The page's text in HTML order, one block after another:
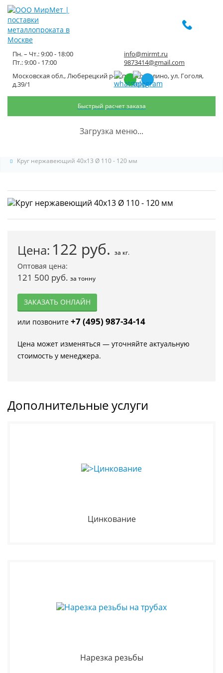
Московская обл., Люберецкий р-н, пос. Томилино, ул. Гоголя,
д.39/1
Пн. – Чт.: 9:00 - 18:00
Пт.: 9:00 - 17:00
info@mirmt.ru
9873414@gmail.com
Быстрый расчет заказа
Загрузка меню...
Круг нержавеющий 40x13 Ø 110
- 120 мм
Круг нержавеющий 40x13 Ø 110 - 120 мм
Цена: 122 руб. за кг.
Оптовая цена:
121 500 руб. за тонну
ЗАКАЗАТЬ ОНЛАЙН
или позвоните +7 (495) 987-34-14
Цена может изменяться — уточняйте актуальную
стоимость у менеджера.
Дополнительные услуги
Цинкование
Нарезка резьбы